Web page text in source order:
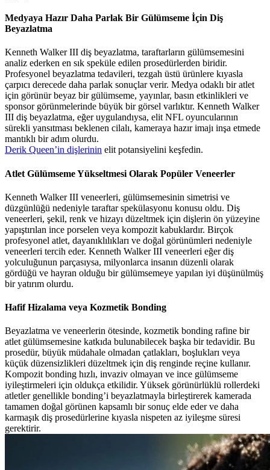
Medyaya Hazır Daha Parlak Bir Gülümseme İçin Diş
Beyazlatma
Kenneth Walker III diş beyazlatma, taraftarların gülümsemesini
analiz ederken en sık speküle edilen prosedürlerden biridir.
Profesyonel beyazlatma tedavileri, tezgah üstü ürünlere kıyasla
çarpıcı derecede daha parlak sonuçlar verir. Medya odaklı bir atlet
için görünür beyaz bir gülümseme, yayınlar, basın etkinlikleri ve
sponsor görünmelerinde büyük bir görsel varlıktır. Kenneth Walker
III diş beyazlatma, eğer uygulandıysa, elit NFL oyuncularının
sürekli yansıtması beklenen cilalı, kameraya hazır imajı inşa etmede
mantıklı bir adım olurdu.
Derik Queen’in dişlerinin elit potansiyelini keşfedin.
Atlet Gülümseme Yükseltmesi Olarak Popüler Veneerler
Kenneth Walker III veneerleri, gülümsemesinin simetrisi ve
düzgünlüğü nedeniyle taraftar spekülasyonu konusu oldu. Diş
veneerleri, şekil, renk ve hizayı düzeltmek için dişlerin ön yüzeyine
yapıştırılan ince porselen veya kompozit kabuklardır. Birçok
profesyonel atlet, dayanıklılıkları ve doğal görünümleri nedeniyle
veneerleri tercih eder. Kenneth Walker III veneerleri eğer diş
yolculuğunun parçasıysa, milyonlarca insanın düzenli olarak
gördüğü ve hayran olduğu bir gülümsemeye yapılan iyi düşünülmüş
bir yatırım olurdu.
Hafif Hizalama veya Kozmetik Bonding
Beyazlatma ve veneerlerin ötesinde, kozmetik bonding rafine bir
atlet gülümsemesine katkıda bulunabilecek başka bir tedavidir. Bu
prosedür, büyük müdahale olmadan çatlakları, boşlukları veya
küçük düzensizlikleri düzeltmek için diş renginde reçine kullanır.
Kompozit bonding hızlı, invaziv olmayan ve ince gülümseme
iyileştirmeleri için oldukça etkilidir. Yüksek görünürlüklü rollerdeki
atletler genellikle bonding’i beyazlatmayla birleştirerek kamerada
tamamen doğal görünen kapsamlı bir sonuç elde eder ve daha
karmaşık diş prosedürlerine kıyasla nispeten az iyileşme süresi
gerektirir.